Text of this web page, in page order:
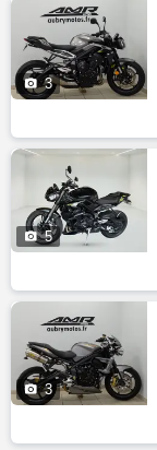
 3
 5
 3